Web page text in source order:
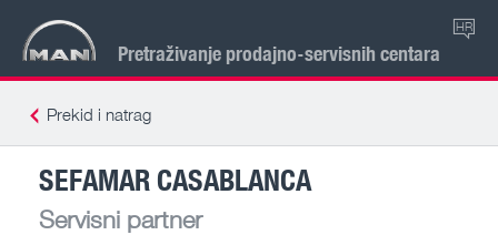
Pretraživanje prodajno-servisnih centara
HR
Prekid i natrag
SEFAMAR CASABLANCA
Servisni partner